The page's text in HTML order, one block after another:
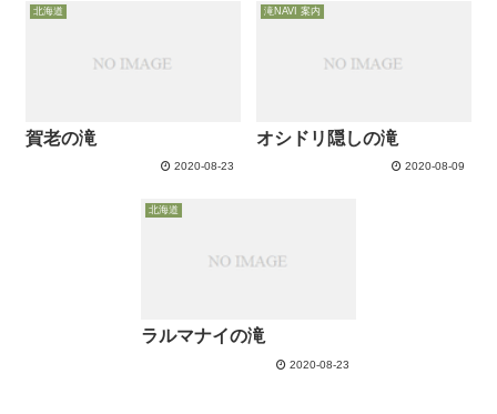
報、駐車場からの所要時間や遊
北海道
賀老の滝
2020-08-23
滝NAVI 案内
オシドリ隠しの滝
2020-08-09
北海道
ラルマナイの滝
2020-08-23